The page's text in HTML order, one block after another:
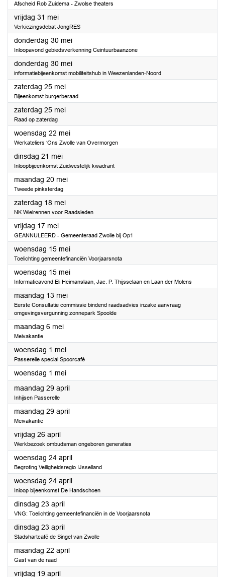
Afscheid Rob Zuidema - Zwolse theaters
vrijdag 31 mei2024
Verkiezingsdebat JongRES
donderdag 30 mei2024
Inloopavond gebiedsverkenning Ceintuurbaanzone
donderdag 30 mei2024
informatiebijeenkomst mobiliteitshub in Weezenlanden-Noord
zaterdag 25 mei2024
Bijeenkomst burgerberaad
zaterdag 25 mei2024
Raad op zaterdag
woensdag 22 mei2024
Werkateliers ‘Ons Zwolle van Overmorgen
dinsdag 21 mei2024
Inloopbijeenkomst Zuidwestelijk kwadrant
maandag 20 mei2024
Tweede pinksterdag
zaterdag 18 mei2024
NK Wielrennen voor Raadsleden
vrijdag 17 mei2024
GEANNULEERD - Gemeenteraad Zwolle bij Op1
woensdag 15 mei2024
Toelichting gemeentefinanciën Voorjaarsnota
woensdag 15 mei2024
Informatieavond Eli Heimanslaan, Jac. P. Thijsselaan en Laan der Molens
maandag 13 mei2024
Eerste Consultatie commissie bindend raadsadvies inzake aanvraag
omgevingsvergunning zonnepark Spoolde
maandag 6 mei2024
Meivakantie
woensdag 1 mei2024
Passerelle special Spoorcafé
woensdag 1 mei2024
maandag 29 april2024
Inhijsen Passerelle
maandag 29 april2024
Meivakantie
vrijdag 26 april2024
Werkbezoek ombudsman ongeboren generaties
woensdag 24 april2024
Begroting Veiligheidsregio IJsselland
woensdag 24 april2024
Inloop bijeenkomst De Handschoen
dinsdag 23 april2024
VNG: Toelichting gemeentefinanciën in de Voorjaarsnota
dinsdag 23 april2024
Stadshartcafé de Singel van Zwolle
maandag 22 april2024
Gast van de raad
vrijdag 19 april2024